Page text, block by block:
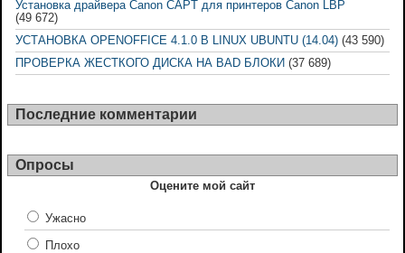
Установка драйвера Canon CAPT для принтеров Canon LBP
(49 672)
УСТАНОВКА OPENOFFICE 4.1.0 В LINUX UBUNTU (14.04) (43 590)
ПРОВЕРКА ЖЕСТКОГО ДИСКА НА BAD БЛОКИ (37 689)
Последние комментарии
Опросы
Оцените мой сайт
Ужасно
Плохо